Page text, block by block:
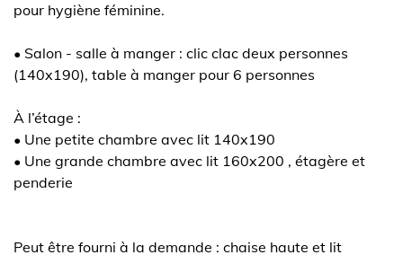
pour hygiène féminine.
• Salon - salle à manger : clic clac deux personnes
(140x190), table à manger pour 6 personnes
À l’étage :
• Une petite chambre avec lit 140x190
• Une grande chambre avec lit 160x200 , étagère et
penderie
Peut être fourni à la demande : chaise haute et lit